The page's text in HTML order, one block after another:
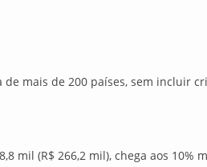
mais de 200 países, sem incluir
mil (R$ 266,2 mil), chega aos 10%